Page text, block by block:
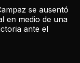
se ausentó
en medio de una
ante el